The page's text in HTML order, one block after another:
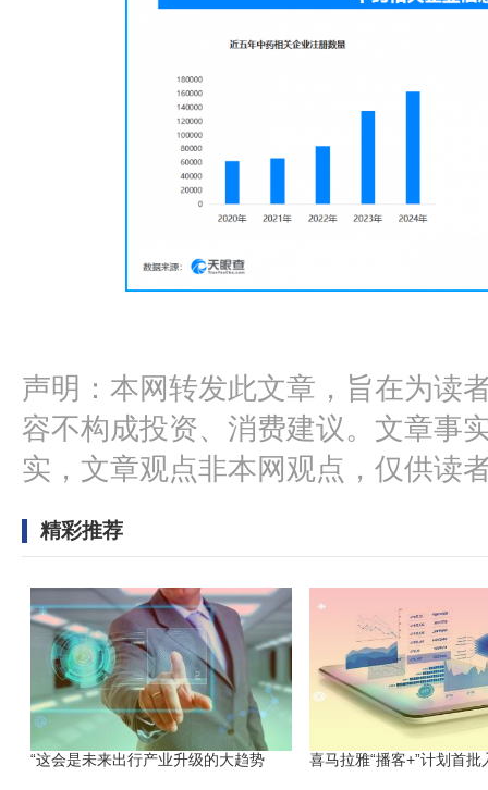
声明：本网转发此文章，旨在为读
容不构成投资、消费建议。文章事
实，文章观点非本网观点，仅供读
精彩推荐
“这会是未来出行产业升级的大趋势 喜马拉雅“播客+”计划首批